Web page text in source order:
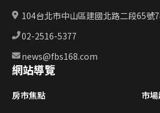
104台北市中山區建國北路二段65號
02-2516-5377
news@fbs168.com
網站導覽
房市焦點 市